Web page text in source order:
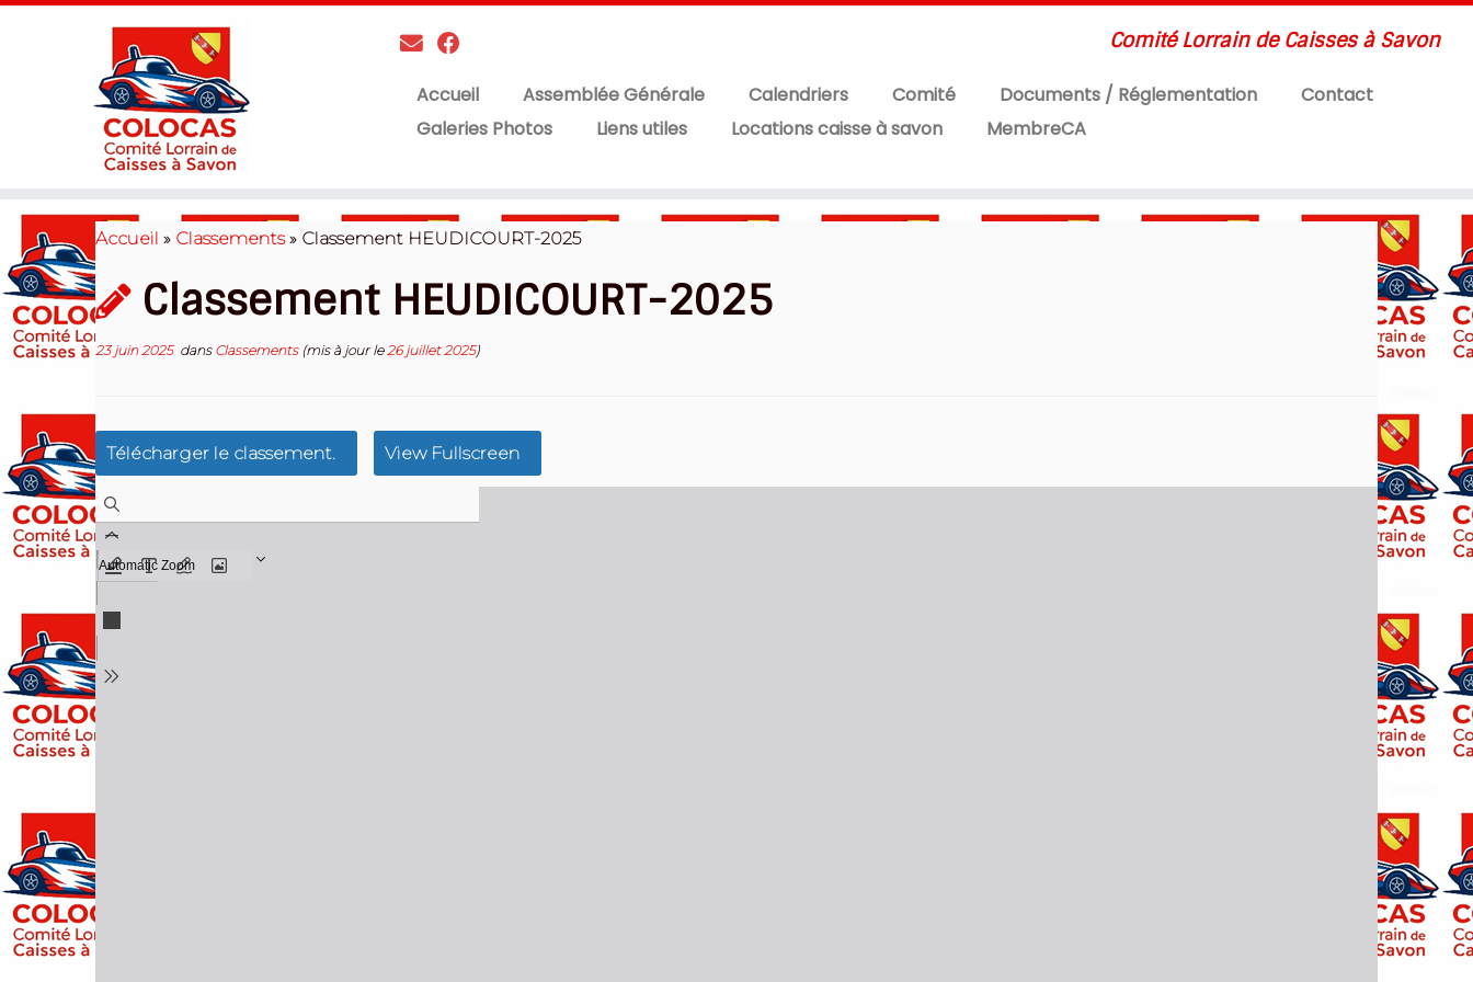
Skip
content
Comité Lorrain de Caisses à Savon
Accueil Assemblée Générale Calendriers Comité Documents / Réglementation
Contact
Galeries Photos
Liens utiles Locations caisse à savon MembreCA
Accueil » Classements » Classement HEUDICOURT-2025
Classement HEUDICOURT-2025
23 juin 2025dans Classements (mis à jour le26 juillet 2025)
Télécharger le classement. View Fullscreen